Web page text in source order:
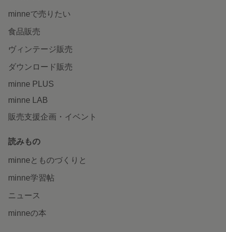
minneで売りたい
食品販売
ヴィンテージ販売
ダウンロード販売
minne PLUS
minne LAB
販売支援企画・イベント
読みもの
minneとものづくりと
minne学習帖
ニュース
minneの本